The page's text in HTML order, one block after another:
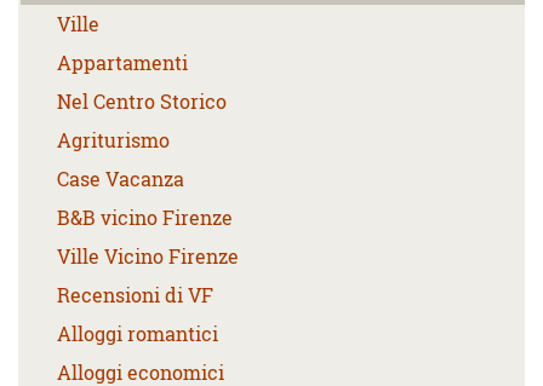
Ville
Appartamenti
Nel Centro Storico
Agriturismo
Case Vacanza
B&B vicino Firenze
Ville Vicino Firenze
Recensioni di VF
Alloggi romantici
Alloggi economici